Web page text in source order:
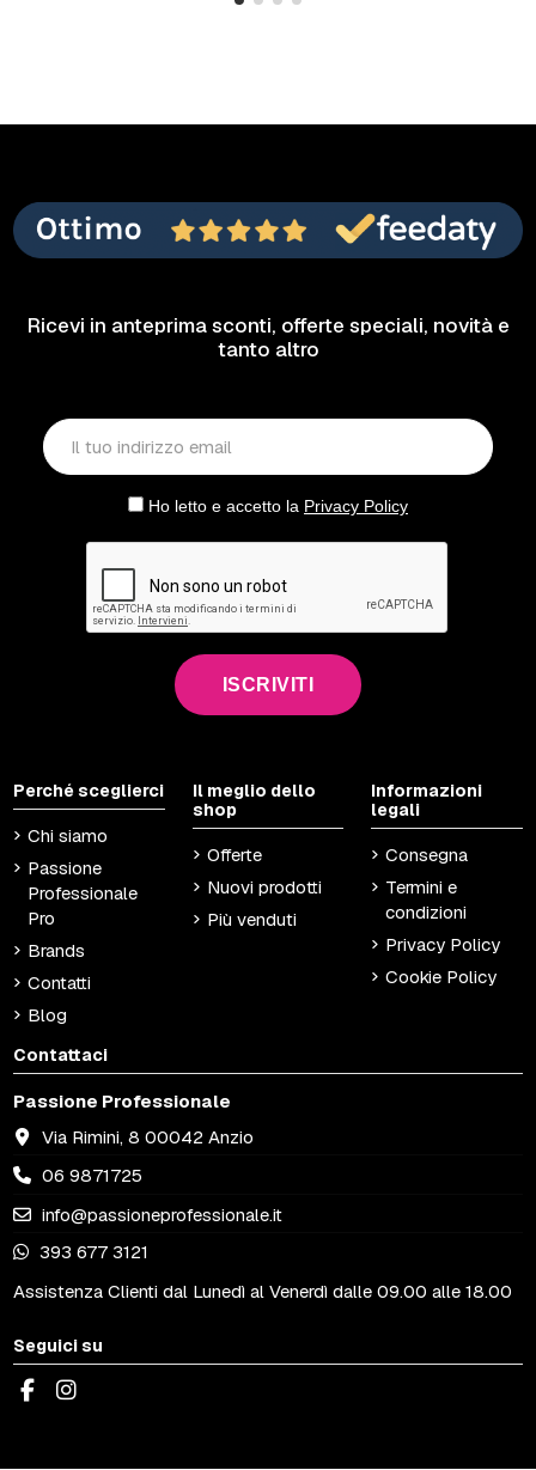
Ricevi in anteprima sconti, offerte speciali, novità e
tanto altro
Ho letto e accetto la Privacy Policy
ISCRIVITI
Perché sceglierci
Chi siamo
Passione
Professionale
Pro
Brands
Contatti
Blog
Il meglio dello
shop
Offerte
Nuovi prodotti
Più venduti
Informazioni
legali
Consegna
Termini e
condizioni
Privacy Policy
Cookie Policy
Contattaci
Passione Professionale
Via Rimini, 8 00042 Anzio
06 9871725
info@passioneprofessionale.it
393 677 3121
Assistenza Clienti dal Lunedì al Venerdì dalle 09.00 alle 18.00
Seguici su